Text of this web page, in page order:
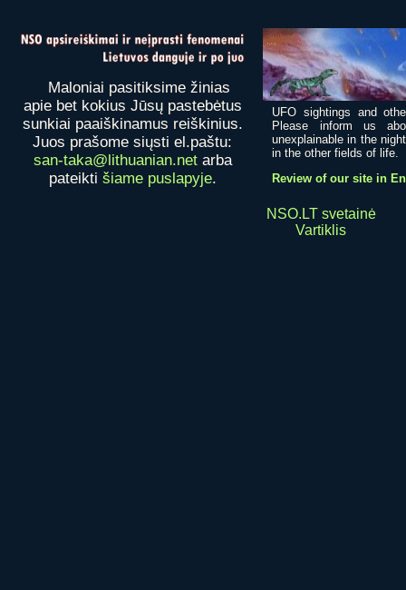
Maloniai pasitiksime žinias
apie bet kokius Jūsų pastebėtus
sunkiai paaiškinamus reiškinius.
Juos prašome siųsti el.paštu:
san-taka@lithuanian.netarba
pateikti šiame puslapyje.
UFO sightings and
Please inform us
unexplainable in the
in the other fields of life.
Review of our site in
NSO.LT svetainė
Vartiklis